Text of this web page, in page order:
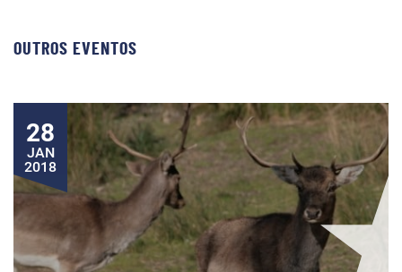
OUTROS EVENTOS
28
JAN
2018